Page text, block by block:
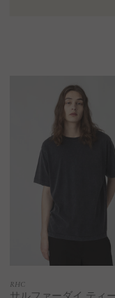
RHC